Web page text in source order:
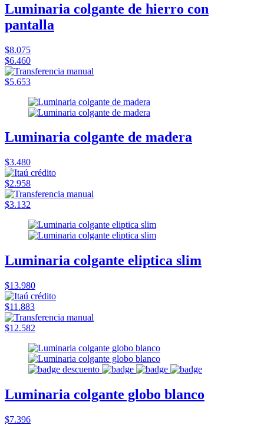
Luminaria colgante de hierro con
pantalla
$8.075
$6.460
$5.653
Luminaria colgante de madera
$3.480
$2.958
$3.132
Luminaria colgante eliptica slim
$13.980
$11.883
$12.582
Luminaria colgante globo blanco
$7.396